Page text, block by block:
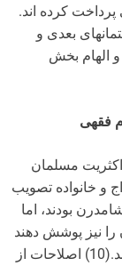
کرده اند.
بعدی و
الهام بخش
فقهی
مسلمان
و خانواده تصویب
بودند، اما
را نیز پوشش دهند
بعضی عناصر اصلاحی را نیز در آنها گنجانده بودند.(10) اصلاحات از